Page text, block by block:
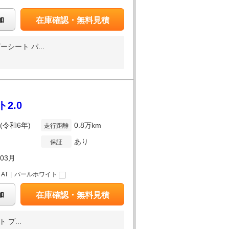
在庫確認・無料見積
シート パ...
2.0
令和6年)
月
走行距離 0.8万km
保証 あり
AT パールホワイト
在庫確認・無料見積
プ...